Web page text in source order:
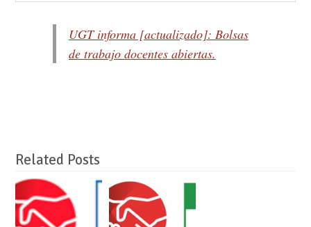
UGT informa [actualizado]: Bolsas
de trabajo docentes abiertas.
Related Posts